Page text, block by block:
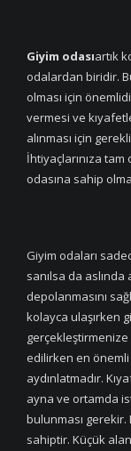
Giyim odasıartık
odalardan biridir.
olması için
vermesi ve
alınması için
İhtiyaçlarınıza
odasına sahip
Giyim odaları
sanılsa da
depolanmasını
kolayca ulaşırken
edilirken en
aydınlatmadır.
ayna ve ortamda
bulunması
sahiptir. Küçük